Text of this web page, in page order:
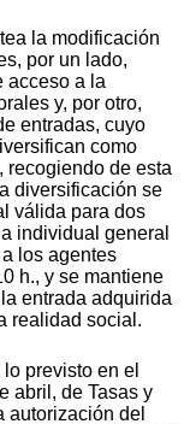
la modificación
por un lado,
acceso a la
y, por otro,
entradas, cuyo
como
recogiendo de esta
diversificación se
válida para dos
individual general
los agentes
h., y se mantiene
entrada adquirida
realidad social.
previsto en el
abril, de Tasas y
autorización del